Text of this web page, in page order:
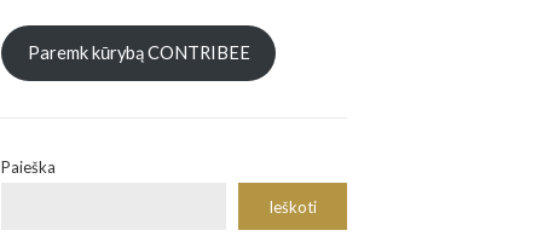
Paremk kūrybą CONTRIBEE
Paieška
Ieškoti